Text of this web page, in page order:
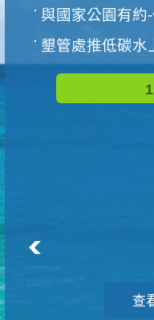
與國家公園有約
墾管處推低碳水上
查